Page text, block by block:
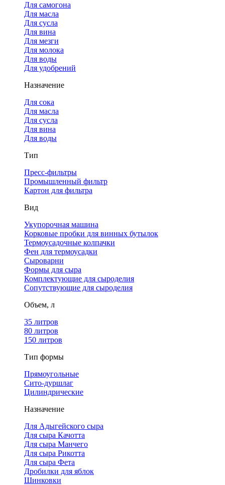
Для самогона
Для масла
Для сусла
Для вина
Для мезги
Для молока
Для воды
Для удобрений
Назначение
Для сока
Для масла
Для сусла
Для вина
Для воды
Тип
Пресс-фильтры
Промышленный фильтр
Картон для фильтра
Вид
Укупорочная машина
Корковые пробки для винных бутылок
Термоусадочные колпачки
Фен для термоусадки
Сыроварни
Формы для сыра
Комплектующие для сыроделия
Сопутствующие для сыроделия
Объем, л
35 литров
80 литров
150 литров
Тип формы
Прямоугольные
Сито-дуршлаг
Цилиндрические
Назначение
Для Адыгейского сыра
Для сыра Качотта
Для сыра Манчего
Для сыра Рикотта
Для сыра Фета
Дробилки для яблок
Шинковки